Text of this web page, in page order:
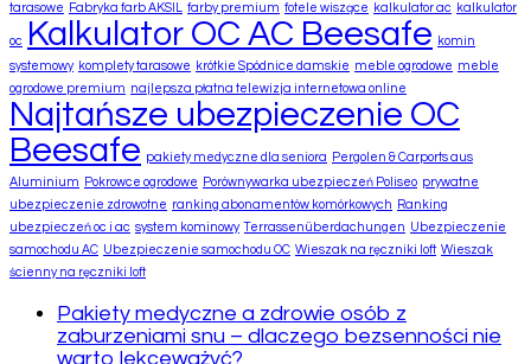
tarasowe
Fabryka farb AKSIL farby premium fotele wiszące kalkulator ac kalkulator
oc Kalkulator OC AC Beesafe komin
systemowy komplety tarasowe krótkie Spódnice damskie meble ogrodowe meble
ogrodowe premium najlepsza płatna telewizja internetowa online
Najtańsze ubezpieczenie OC
Beesafe pakiety medyczne dla seniora
Pergolen & Carports aus
Aluminium
Pokrowce ogrodowe Porównywarka ubezpieczeń Poliseo prywatne
ubezpieczenie zdrowotne ranking abonamentów komórkowych
Ranking
ubezpieczeń oc i ac system kominowy Terrassenüberdachungen Ubezpieczenie
samochodu AC Ubezpieczenie samochodu OC Wieszak na ręczniki loft Wieszak
ścienny na ręczniki loft
Pakiety medyczne a zdrowie osób z
zaburzeniami snu – dlaczego bezsenności nie
warto lekceważyć?